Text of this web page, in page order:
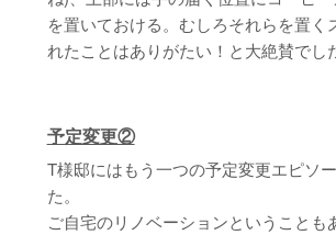
を置いておける。むしろそれらを置く
れたことはありがたい！と大絶賛でし
予定変更②
T様邸にはもう一つの予定変更エピソ
た。
ご自宅のリノベーションということも